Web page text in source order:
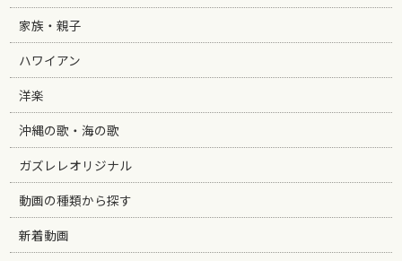
家族・親子
ハワイアン
洋楽
沖縄の歌・海の歌
ガズレレオリジナル
動画の種類から探す
新着動画